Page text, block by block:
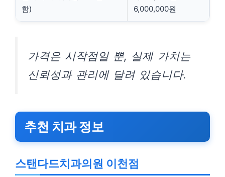
함)
6,000,000원
가격은 시작점일 뿐, 실제 가치는
신뢰성과 관리에 달려 있습니다.
추천 치과 정보
스탠다드치과의원 이천점